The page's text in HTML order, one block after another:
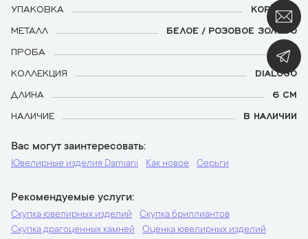
УПАКОВКА
КОРОБКА
МЕТАЛЛ
БЕЛОЕ / РОЗОВОЕ ЗОЛОТО
ПРОБА
750
КОЛЛЕКЦИЯ
DIALOGO
ДЛИНА
6 СМ
НАЛИЧИЕ
В НАЛИЧИИ
Вас могут заинтересовать
Ювелирные изделия Damiani Как новое Серьги
Рекомендуемые услуги
Скупка ювелирных изделий
Скупка бриллиантов
Скупка драгоценных камней
Оценка ювелирных изделий